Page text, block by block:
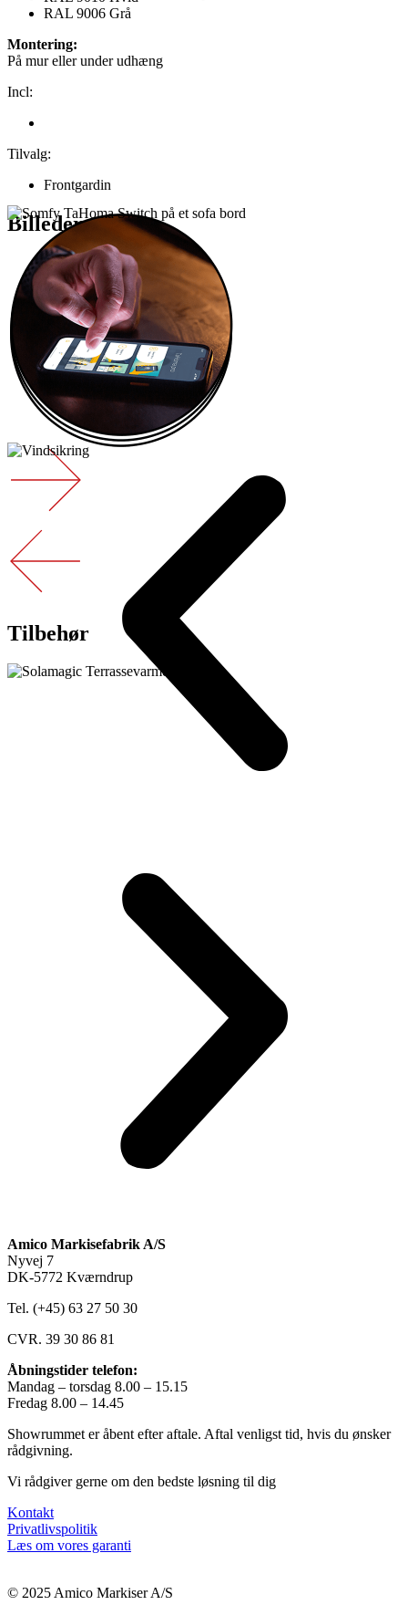
RAL 9006 Grå
Montering:
På mur eller under udhæng
Incl:
Tilvalg:
Frontgardin
Billeder
Tilbehør
Amico Markisefabrik A/S
Nyvej 7
DK-5772 Kværndrup
Tel. (+45) 63 27 50 30
CVR. 39 30 86 81
Åbningstider telefon:
Mandag – torsdag 8.00 – 15.15
Fredag 8.00 – 14.45
Showrummet er åbent efter aftale. Aftal venligst tid, hvis du ønsker
rådgivning.
Vi rådgiver gerne om den bedste løsning til dig
Kontakt
Privatlivspolitik
Læs om vores garanti
© 2025 Amico Markiser A/S